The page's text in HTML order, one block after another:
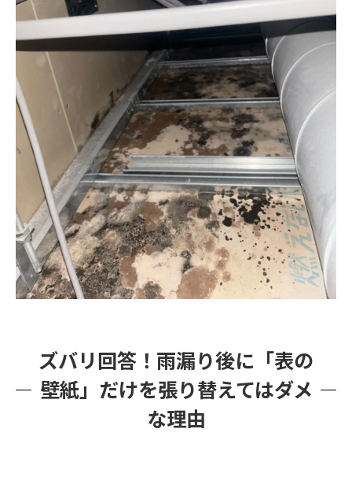
手に負えないカビトラブルは「カビバスターズ
福岡」へ！
まとめ
ズバリ回答！雨漏り後に「表の
壁紙」だけを張り替えてはダメ
な理由